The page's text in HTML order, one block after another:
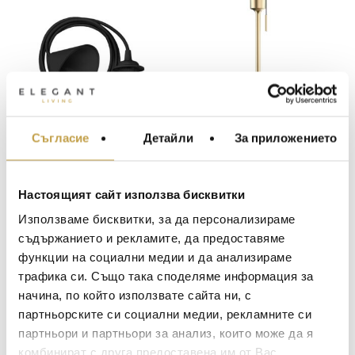
Съгласие Детайли За приложението
Настоящият сайт използва бисквитки
Използваме бисквитки, за да персонализираме
съдържанието и рекламите, да предоставяме
функции на социални медии и да анализираме
трафика си. Също така споделяме информация за
начина, по който използвате сайта ни, с
партньорските си социални медии, рекламните си
партньори и партньори за анализ, които може да я
комбинират с друга предоставена им от Вас
КАБЕЛ CORD SET
BLACK
ОСНОВА ЗА
BRUSHED BRASS
В наличност В наличност
МЕБЕЛИ ЗА ДОМА И
ЗА МАСАТА
ТЕКСТИЛ ЗА ДОМА
АРОМАТИ ЗА ДОМА
ИЗКУСТВО И КНИГИ
ВИСОК КЛАС
BACCARAT
TOM DIXON
MICHAEL ARAM
ASSOULINE
SELETTI